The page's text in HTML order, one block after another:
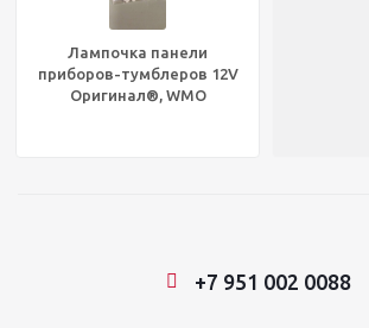
Лампочка панели
приборов-тумблеров 12V
Оригинал®, WMO
+7 951 002 0088